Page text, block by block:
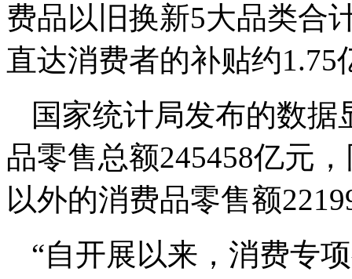
费品以旧换新5大品类合
直达消费者的补贴约1.75
国家统计局发布的数
品零售总额245458亿元
以外的消费品零售额
“自开展以来，消费专